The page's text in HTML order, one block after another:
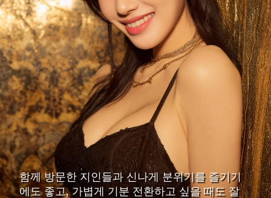
함께 방문한 지인들과 신나게 분위기를 즐기기
에도 좋고, 가볍게 기분 전환하고 싶을 때도 잘